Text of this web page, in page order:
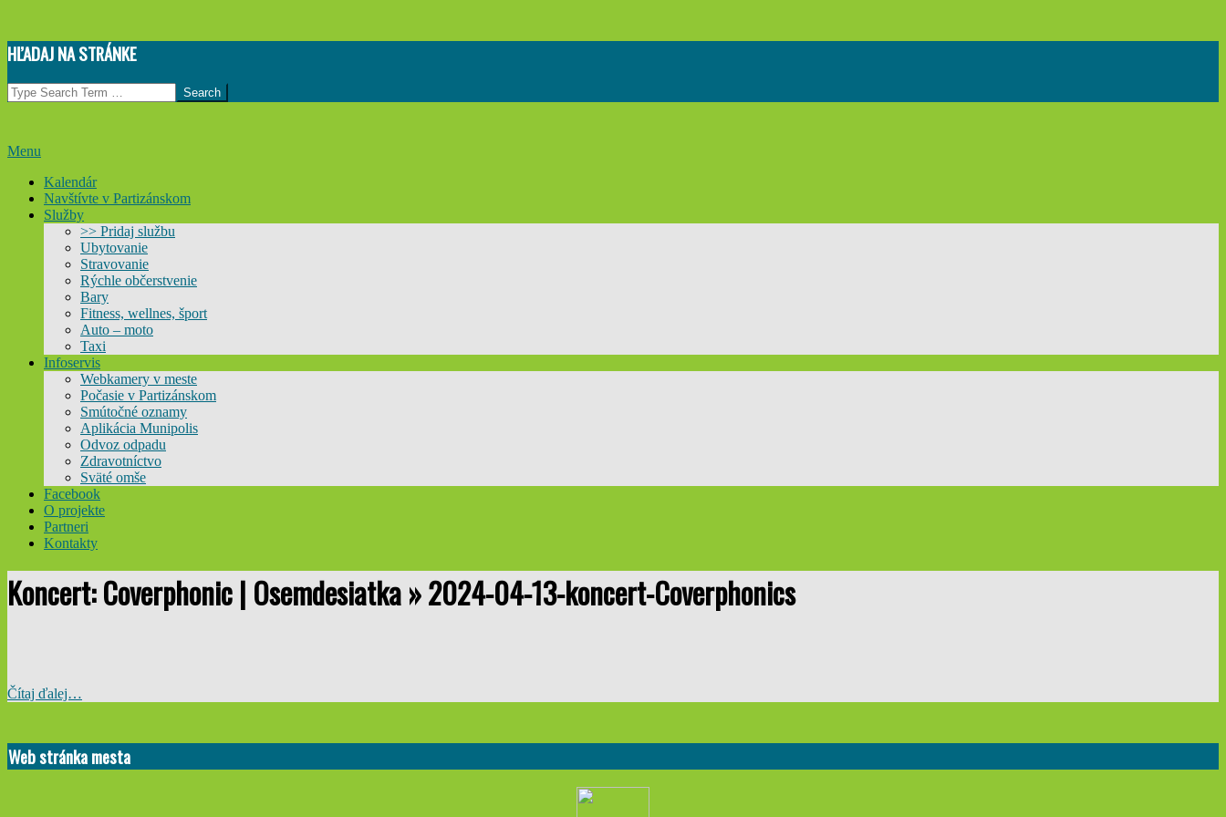
Skip
to
content
HĽADAJ NA STRÁNKE
Search
Primary
Menu
Menu
Kalendár
Navštívte v Partizánskom
Služby
>> Pridaj službu
Ubytovanie
Stravovanie
Rýchle občerstvenie
Bary
Fitness, wellnes, šport
Auto – moto
Taxi
Infoservis
Webkamery v meste
Počasie v Partizánskom
Smútočné oznamy
Aplikácia Munipolis
Odvoz odpadu
Zdravotníctvo
Sväté omše
Facebook
O projekte
Partneri
Kontakty
Koncert: Coverphonic | Osemdesiatka »2024-04-13-koncert-Coverphonics
Čítaj ďalej…
04-
12
Web stránka mesta